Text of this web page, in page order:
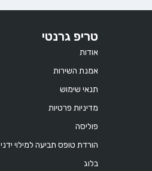
טריפ גרנטי
אודות
אמנת השירות
תנאי שימוש
מדיניות פרטיות
פוליסה
הורדת טופס תביעה למילוי ידני
בלוג